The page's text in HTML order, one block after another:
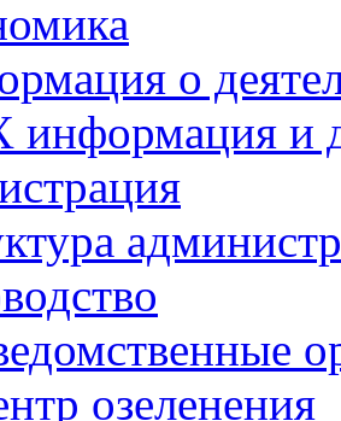
о
и
озеленения